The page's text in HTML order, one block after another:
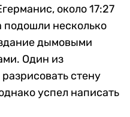
около 17:27
подошли несколько
дымовыми
Один из
стену
успел написать